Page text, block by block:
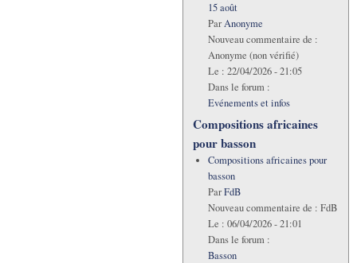
15 août
ParAnonyme
Nouveau commentaire de :
Anonyme (non vérifié)
Le : 22/04/2026 - 21:05
Dans le forum :
Evénements et infos
Compositions africaines
pour basson
Compositions africaines pour
basson
ParFdB
Nouveau commentaire de : FdB
Le : 06/04/2026 - 21:01
Dans le forum :
Basson